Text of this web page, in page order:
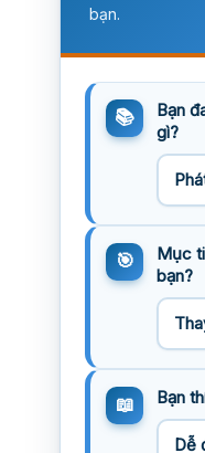
bạn.
Bạn
gì?
Mục
bạn?
Bạn